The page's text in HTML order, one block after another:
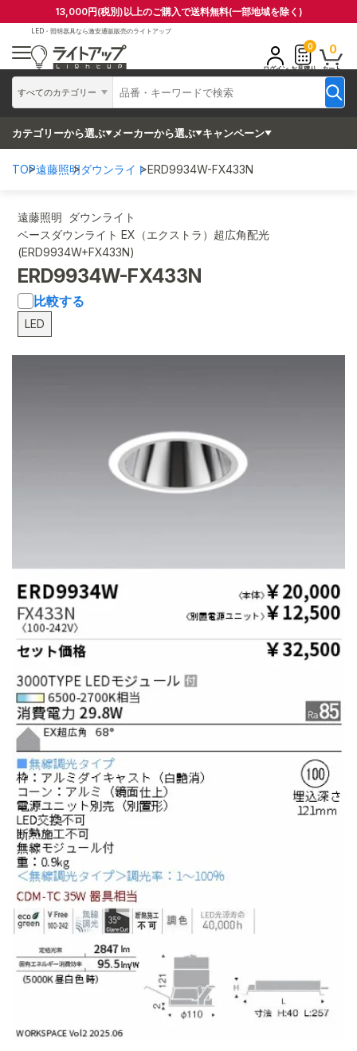
13,000円(税別)以上のご購入で送料無料(一部地域を除く)
LED・照明器具なら激安通販販売のライトアップ
すべてのカテゴリー
ログイン
0
お見積り
0
カート
カテゴリーから選ぶ メーカーから選ぶ キャンペーン
TOP遠藤照明ダウンライトERD9934W-FX433N
遠藤照明 ダウンライト
ベースダウンライト EX（エクストラ）超広角配光
(ERD9934W+FX433N)
ERD9934W-FX433N
比較する
LED